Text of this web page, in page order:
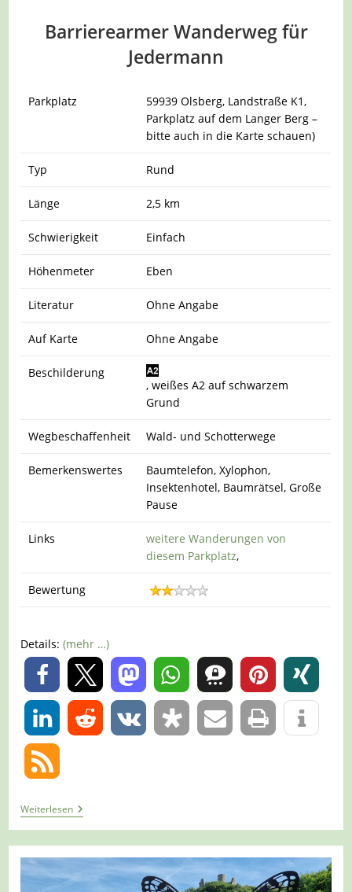
Barrierearmer Wanderweg für
Jedermann
Parkplatz
59939 Olsberg, Landstraße K1,
Parkplatz auf dem Langer Berg –
bitte auch in die Karte schauen)
Typ Rund
Länge 2,5 km
Schwierigkeit Einfach
Höhenmeter Eben
Literatur Ohne Angabe
Auf Karte Ohne Angabe
Beschilderung
, weißes A2 auf schwarzem
Grund
Wegbeschaffenheit Wald- und Schotterwege
Bemerkenswertes
Baumtelefon, Xylophon,
Insektenhotel, Baumrätsel, Große
Pause
Links
weitere Wanderungen von
diesem Parkplatz,
Bewertung
Details:(mehr …)
0
0
WeiterlesenTour
1436
–
Olsberg
/
Brilon-
Altenbüren